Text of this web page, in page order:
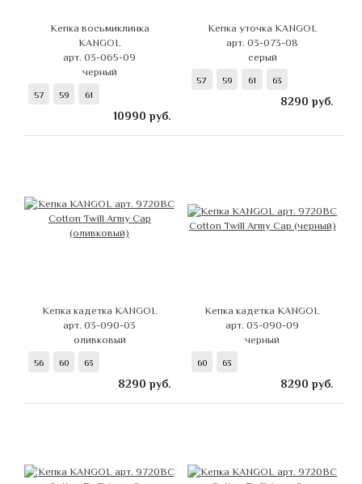
Кепка восьмиклинка
KANGOL
арт. 03-065-09
черный
57 59 61
10990 руб.
Кепка уточка KANGOL
арт. 03-073-08
серый
57 59 61 63
8290 руб.
Кепка кадетка KANGOL
арт. 03-090-03
оливковый
56 60 63
8290 руб.
Кепка кадетка KANGOL
арт. 03-090-09
черный
60 63
8290 руб.